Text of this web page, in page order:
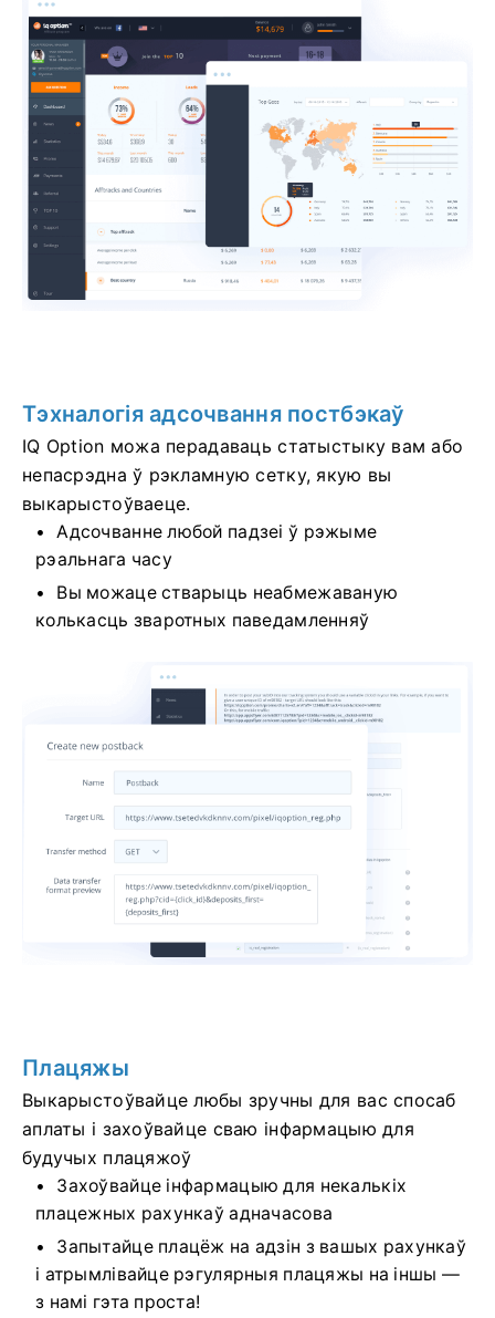
Тэхналогія адсочвання постбэкаў
IQ Option можа перадаваць статыстыку вам або
непасрэдна ў рэкламную сетку, якую вы
выкарыстоўваеце.
Адсочванне любой падзеі ў рэжыме
рэальнага часу
Вы можаце стварыць неабмежаваную
колькасць зваротных паведамленняў
Плацяжы
Выкарыстоўвайце любы зручны для вас спосаб
аплаты і захоўвайце сваю інфармацыю для
будучых плацяжоў
Захоўвайце інфармацыю для некалькіх
плацежных рахункаў адначасова
Запытайце плацёж на адзін з вашых рахункаў
і атрымлівайце рэгулярныя плацяжы на іншы —
з намі гэта проста!